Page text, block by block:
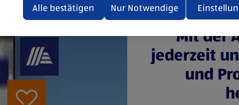
Mit der
jederzeit
und
Datenschutzerklärung zur Verfügung.
Übersicht der Webseitenbetreiber und Datenschutzerklärungen
Nur Notwendige
Alle bestätigen